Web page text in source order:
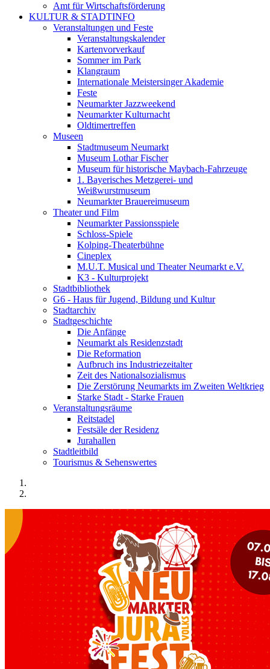
Amt für Wirtschaftsförderung
KULTUR & STADTINFO
Veranstaltungen und Feste
Veranstaltungskalender
Kartenvorverkauf
Sommer im Park
Klangraum
Internationale Meistersinger Akademie
Feste
Neumarkter Jazzweekend
Neumarkter Kulturnacht
Oldtimertreffen
Museen
Stadtmuseum Neumarkt
Museum Lothar Fischer
Museum für historische Maybach-Fahrzeuge
1. Bayerisches Metzgerei- und
Weißwurstmuseum
Neumarkter Brauereimuseum
Theater und Film
Neumarkter Passionsspiele
Schloss-Spiele
Kolping-Theaterbühne
Cineplex
M.U.T. Musical und Theater Neumarkt e.V.
K3 - Kulturprojekt
Stadtbibliothek
G6 - Haus für Jugend, Bildung und Kultur
Stadtarchiv
Stadtgeschichte
Die Anfänge
Neumarkt als Residenzstadt
Die Reformation
Aufbruch ins Industriezeitalter
Zeit des Nationalsozialismus
Die Zerstörung Neumarkts im Zweiten Weltkrieg
Starke Stadt - Starke Frauen
Veranstaltungsräume
Reitstadel
Festsäle der Residenz
Jurahallen
Stadtleitbild
Tourismus & Sehenswertes